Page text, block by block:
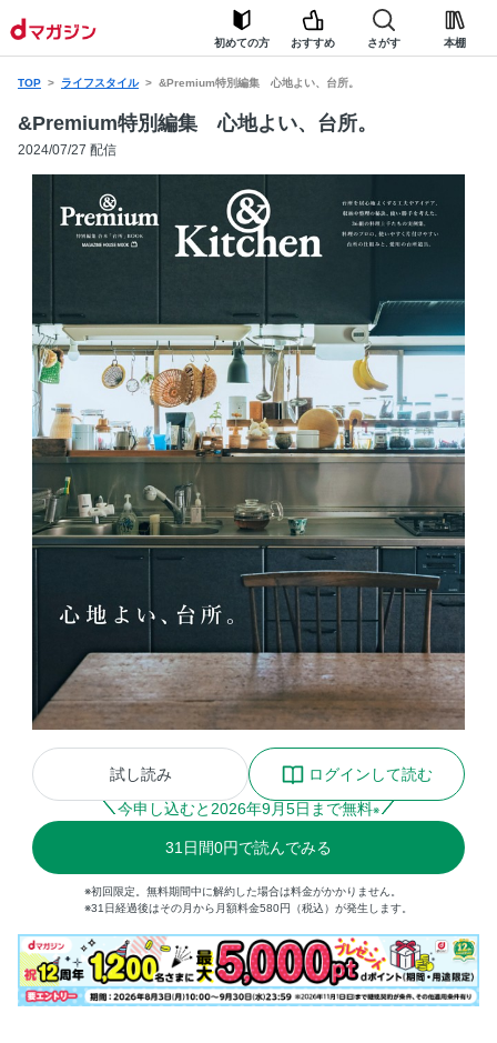
初めての方 おすすめ さがす 本棚
TOP ライフスタイル &Premium特別編集 心地よい、台所。
&Premium特別編集 心地よい、台所。
2024/07/27 配信
試し読み
ログインして読む
今申し込むと 2026年9月5日まで無料※
31 日間0円で読んでみる
※初回限定。無料期間中に解約した場合は料金がかかりません。
※31日経過後はその月から月額料金580円（税込）が発生します。